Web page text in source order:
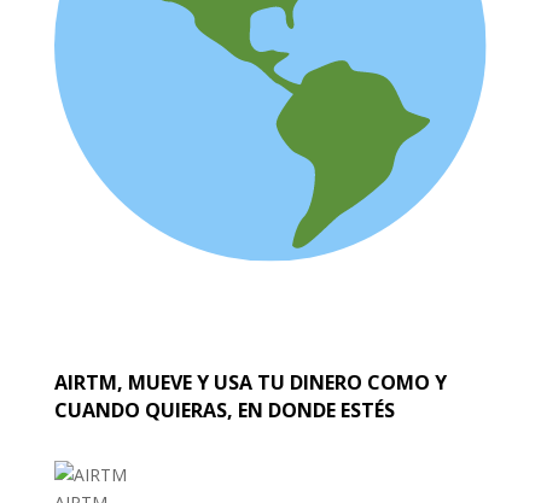
AIRTM, MUEVE Y USA TU DINERO COMO Y
CUANDO QUIERAS, EN DONDE ESTÉS